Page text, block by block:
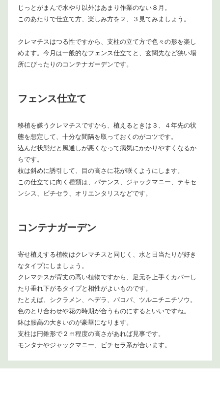
じっとがまんで水やり以外はあまり作業のない８月。
このあたりで仕立て方、楽しみ方を２、３見てみましょう。
クレマチスはつる性ですから、支柱の立て方で色々の形を楽し
めます。今月は一般的なフェンス仕立てと、玄関先など狭い場
所にぴったりのコンテナガーデンです。
フェンス仕立て
移植を嫌うクレマチスですから、植えるときは３、４年先の状
態を想定して、十分な間隔を取っておくのがコツです。
込んだ状態だと風通しが悪くなって病気にかかりやすくなるか
らです。
枝は斜めに誘引して、目の高さに花が咲くようにします。
この仕立てに向く種類は、パテンス、ジャックマニー、テキセ
ンシス、ビチセラ、オリエンタリスなどです。
コンテナガーデン
寄せ植えする植物はクレマチスと同じく、水と日当たりが好き
なタイプにしましょう。
クレマチスが背丈の高い植物ですから、足元を上手くカバーし
たり垂れ下がるタイプと相性がよいものです。
たとえば、シクラメン、ヘデラ、バコパ、ツルニチニチソウ。
色のとり合わせや花の時期が合うものにするといいですね。
鉢は腰高の大きいのが豪華になります。
支柱は円錐形で２ｍ程度の高さがあれば見事です。
モンタナやジャックマニー、ビチセラ系が合います。